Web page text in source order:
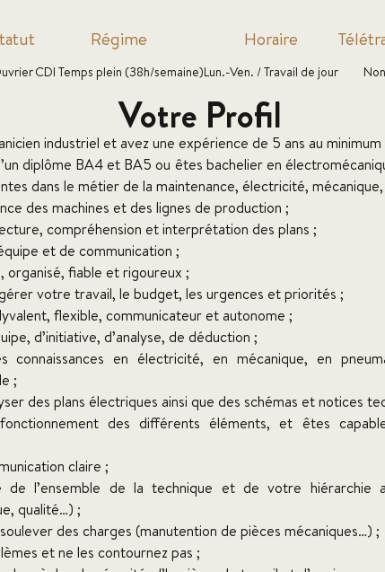
Régime
CDI Temps plein (38h/semaine)
Horaire
Lun.-Ven. / Travail de jour Non
Votre Profil
industriel et avez une expérience de 5 ans au minimum
diplôme BA4 et BA5 ou êtes bachelier en
dans le métier de la maintenance, électricité,
des machines et des lignes de production ;
compréhension et interprétation des plans ;
et de communication ;
organisé, fiable et rigoureux ;
votre travail, le budget, les urgences et priorités ;
flexible, communicateur et autonome ;
d’initiative, d’analyse, de déduction ;
connaissances en électricité, en mécanique, en
;
des plans électriques ainsi que des schémas et notices
des différents éléments, et êtes
claire ;
de l’ensemble de la technique et de votre hiérarchie
qualité…) ;
des charges (manutention de pièces mécaniques…) ;
et ne les contournez pas ;